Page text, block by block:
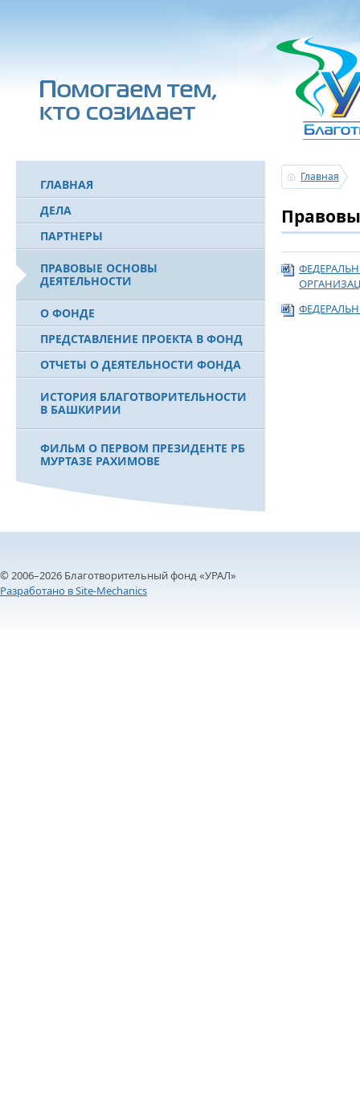
ГЛАВНАЯ
ДЕЛА
ПАРТНЕРЫ
ПРАВОВЫЕ ОСНОВЫ
ДЕЯТЕЛЬНОСТИ
О ФОНДЕ
ПРЕДСТАВЛЕНИЕ ПРОЕКТА В ФОНД
ОТЧЕТЫ О ДЕЯТЕЛЬНОСТИ ФОНДА
ИСТОРИЯ БЛАГОТВОРИТЕЛЬНОСТИ
В БАШКИРИИ
ФИЛЬМ О ПЕРВОМ ПРЕЗИДЕНТЕ РБ
МУРТАЗЕ РАХИМОВЕ
Главная
© 2006–2026 Благотворительный фонд «УРАЛ»
Разработано в Site-Mechanics